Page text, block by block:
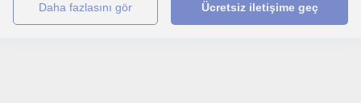
daha fazlasını gör Ücretsiz iletişime geç